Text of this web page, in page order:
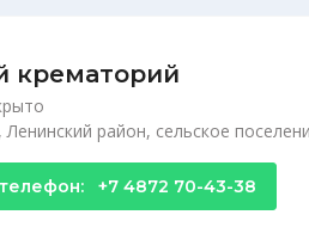
крематорий
Ленинский район, сельское
+7 4872 70-43-38